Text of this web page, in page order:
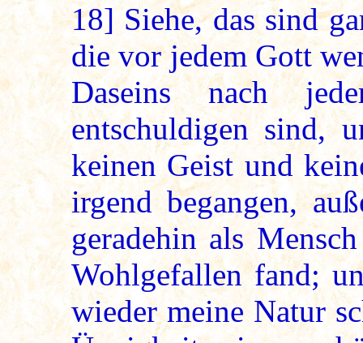
18]Siehe, das sind
die vor jedem Gott
Daseins nach
entschuldigen sind,
keinen Geist und
irgend begangen,
geradehin als
Wohlgefallen fand;
wieder meine Natur